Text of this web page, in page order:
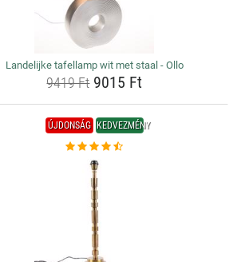
Landelijke tafellamp wit met staal - Ollo
9419 Ft9015 Ft
ÚJDONSÁG KEDVEZMÉNY